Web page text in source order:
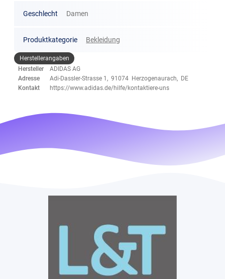
Geschlecht Damen
Produktkategorie Bekleidung
Herstellerangaben
Hersteller
ADIDAS AG
Adresse
Adi-Dassler-Strasse 1, 91074 Herzogenaurach, DE
Kontakt
https://www.adidas.de/hilfe/kontaktiere-uns